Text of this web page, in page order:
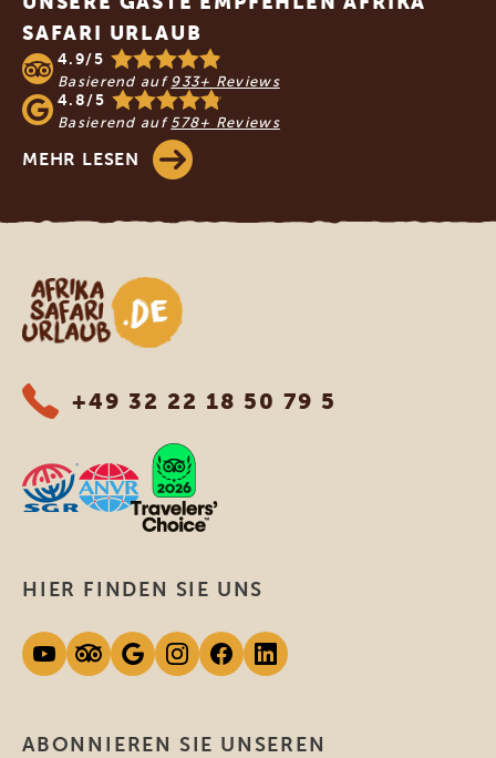
SAFARI URLAUB
4.9/5
Basierend auf 933+ Reviews
4.8/5
Basierend auf 578+ Reviews
MEHR LESEN
Afrika Safari Urlaub
+49 32 22 18 50 79 5
ABONNIEREN SIE UNSEREN
HIER FINDEN SIE UNS